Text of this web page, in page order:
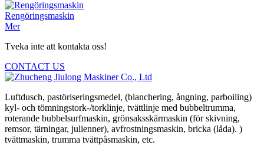
Rengöringsmaskin
Mer
Tveka inte att kontakta oss!
CONTACT US
Luftdusch, pastöriseringsmedel, (blanchering, ångning, parboiling)
kyl- och tömningstork-/torklinje, tvättlinje med bubbeltrumma,
roterande bubbelsurfmaskin, grönsaksskärmaskin (för skivning,
remsor, tärningar, julienner), avfrostningsmaskin, bricka (låda). )
tvättmaskin, trumma tvättpåsmaskin, etc.